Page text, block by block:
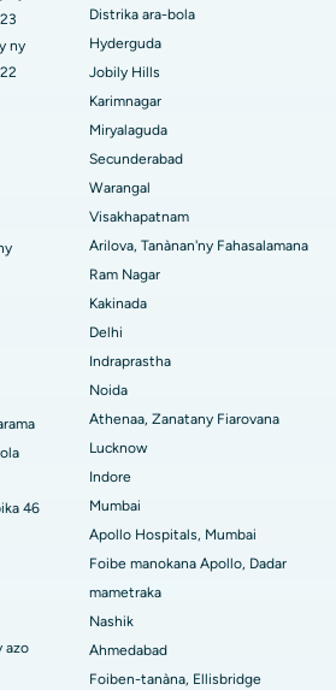
ao Ellisbridge, Ahmedabad
ao New Delhi
ao amin'ny DRDO, Hyderabad
ao amin'ny GS Road, Guwahati
ao Hyderguda, Hyderabad
ao Vijay Nagar, Indore
ao amin'ny Suryaraopeta Main Road,
ao amin'ny Canal Circular Road, Kolkata
ao amin'ny CBD Belapur, Navi Mumbai
ao Panchavati, Nashik
ao Secunderabad, Hyderabad
any Seshadripuram, Bangalore
ao Waltair Main Road, Visakhapatnam
ao amin'ny lalana Subhash Nagar,
ati-doha
ny
46
azo
Distrika ara-bola
Hyderguda
Jobily Hills
Karimnagar
Miryalaguda
Secunderabad
Warangal
Visakhapatnam
Arilova, Tanànan'ny Fahasalamana
Ram Nagar
Kakinada
Delhi
Indraprastha
Noida
Athenaa, Zanatany Fiarovana
Lucknow
Indore
Mumbai
Apollo Hospitals, Mumbai
Foibe manokana Apollo, Dadar
mametraka
Nashik
Ahmedabad
Foiben-tanàna, Ellisbridge